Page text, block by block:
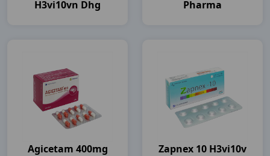
H3vi10vn Dhg
Pharma
Agicetam 400mg
Zapnex 10 H3vi10v